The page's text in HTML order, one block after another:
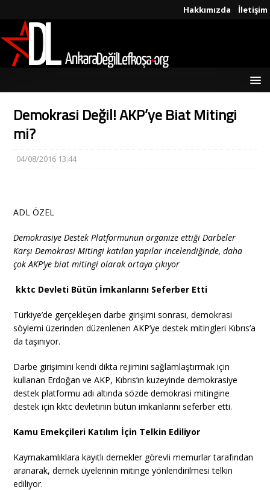
Hakkımızda İletişim
Demokrasi Değil! AKP’ye Biat Mitingi
mi?
04/08/2016 13:44
ADL ÖZEL
Demokrasiye Destek Platformunun organize ettiği Darbeler
Karşı Demokrasi Mitingi katılan yapılar incelendiğinde, daha
çok AKP’ye biat mitingi olarak ortaya çıkıyor
kktc Devleti Bütün İmkanlarını Seferber Etti
Türkiye’de gerçekleşen darbe girişimi sonrası, demokrasi
söylemi üzerinden düzenlenen AKP’ye destek mitingleri Kıbrıs’a
da taşınıyor.
Darbe girişimini kendi dikta rejimini sağlamlaştırmak için
kullanan Erdoğan ve AKP, Kıbrıs’ın kuzeyinde demokrasiye
destek platformu adı altında sözde demokrasi mitingine
destek için kktc devletinin bütün imkanlarını seferber etti.
Kamu Emekçileri Katılım İçin Telkin Ediliyor
Kaymakamlıklara kayıtlı dernekler görevli memurlar tarafından
aranarak, dernek üyelerinin mitinge yönlendirilmesi telkin
ediliyor.